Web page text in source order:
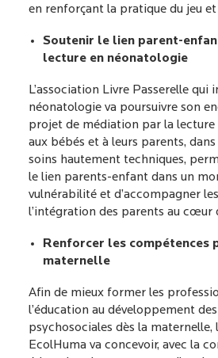
en renforçant la pratique du jeu
Soutenir le lien parent-
lecture en néonatologie
L’association Livre Passerelle qui
néonatologie va poursuivre son
projet de médiation par la lecture
aux bébés et à leurs parents,
soins hautement techniques,
le lien parents-enfant dans un
vulnérabilité et d’accompagner
l’intégration des parents au cœur
Renforcer les compétences
maternelle
Afin de mieux former les
l’éducation au développement
psychosociales dès la maternelle,
EcolHuma va concevoir, avec la